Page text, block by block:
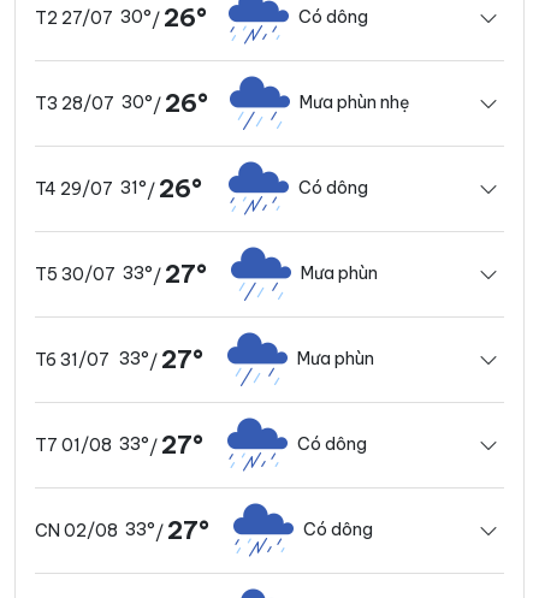
T2 27/07 30°/ 26° Có dông
T3 28/07 30°/ 26° Mưa phùn nhẹ
T4 29/07 31°/ 26° Có dông
T5 30/07 33°/ 27° Mưa phùn
T6 31/07 33°/ 27° Mưa phùn
T7 01/08 33°/ 27° Có dông
CN 02/08 33°/ 27° Có dông